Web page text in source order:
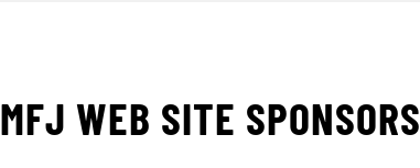
MFJ WEB SITE SPONSORS